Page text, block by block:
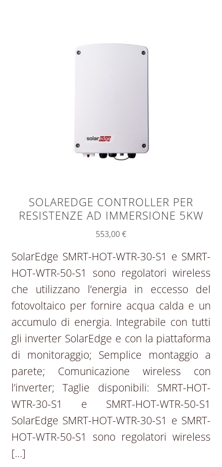
SOLAREDGE CONTROLLER PER
RESISTENZE AD IMMERSIONE 5KW
553,00€
SolarEdge SMRT-HOT-WTR-30-S1 e SMRT-
HOT-WTR-50-S1 sono regolatori wireless
che utilizzano l’energia in eccesso del
fotovoltaico per fornire acqua calda e un
accumulo di energia. Integrabile con tutti
gli inverter SolarEdge e con la piattaforma
di monitoraggio; Semplice montaggio a
parete; Comunicazione wireless con
l’inverter; Taglie disponibili: SMRT-HOT-
WTR-30-S1 e SMRT-HOT-WTR-50-S1
SolarEdge SMRT-HOT-WTR-30-S1 e SMRT-
HOT-WTR-50-S1 sono regolatori wireless
[…]